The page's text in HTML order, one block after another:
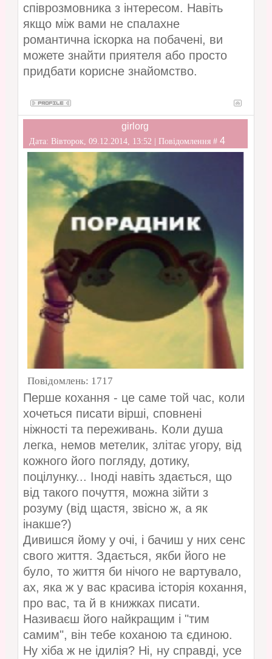
співрозмовника з інтересом. Навіть
якщо між вами не спалахне
романтична іскорка на побачені, ви
можете знайти приятеля або просто
придбати корисне знайомство.
girlorg
Дата: Вівторок, 09.12.2014, 13:52 | Повідомлення # 4
Повідомлень: 1717
Перше кохання - це саме той час, коли
хочеться писати вірші, сповнені
ніжності та переживань. Коли душа
легка, немов метелик, злітає угору, від
кожного його погляду, дотику,
поцілунку... Іноді навіть здається, що
від такого почуття, можна зійти з
розуму (від щастя, звісно ж, а як
інакше?)
Дивишся йому у очі, і бачиш у них сенс
свого життя. Здається, якби його не
було, то життя би нічого не вартувало,
ах, яка ж у вас красива історія кохання,
про вас, та й в книжках писати.
Називаєш його найкращим і "тим
самим", він тебе коханою та єдиною.
Ну хіба ж не ідилія? Ні, ну справді, усе